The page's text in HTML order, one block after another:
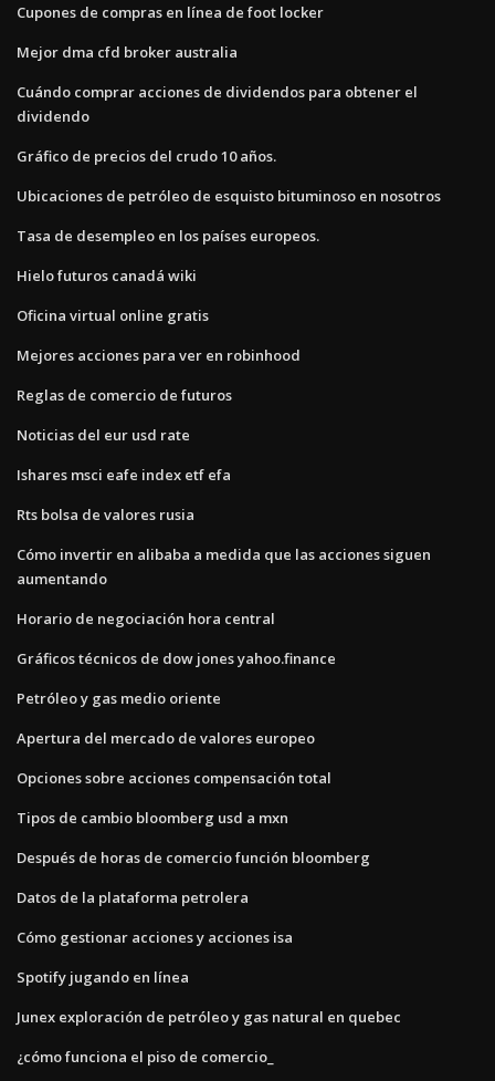
Cupones de compras en línea de foot locker
Mejor dma cfd broker australia
Cuándo comprar acciones de dividendos para obtener el
dividendo
Gráfico de precios del crudo 10 años.
Ubicaciones de petróleo de esquisto bituminoso en nosotros
Tasa de desempleo en los países europeos.
Hielo futuros canadá wiki
Oficina virtual online gratis
Mejores acciones para ver en robinhood
Reglas de comercio de futuros
Noticias del eur usd rate
Ishares msci eafe index etf efa
Rts bolsa de valores rusia
Cómo invertir en alibaba a medida que las acciones siguen
aumentando
Horario de negociación hora central
Gráficos técnicos de dow jones yahoo.finance
Petróleo y gas medio oriente
Apertura del mercado de valores europeo
Opciones sobre acciones compensación total
Tipos de cambio bloomberg usd a mxn
Después de horas de comercio función bloomberg
Datos de la plataforma petrolera
Cómo gestionar acciones y acciones isa
Spotify jugando en línea
Junex exploración de petróleo y gas natural en quebec
¿cómo funciona el piso de comercio_